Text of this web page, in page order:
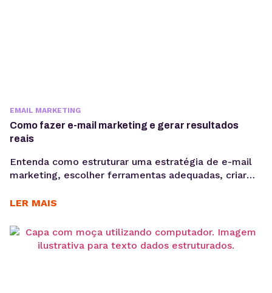
EMAIL MARKETING
Como fazer e-mail marketing e gerar resultados
reais
Entenda como estruturar uma estratégia de e-mail
marketing, escolher ferramentas adequadas, criar
métricas como taxa de abertura e CTR para evoluir
e-mail marketing continua sendo uma das
habilidades mais importantes para empresas que
LER MAIS